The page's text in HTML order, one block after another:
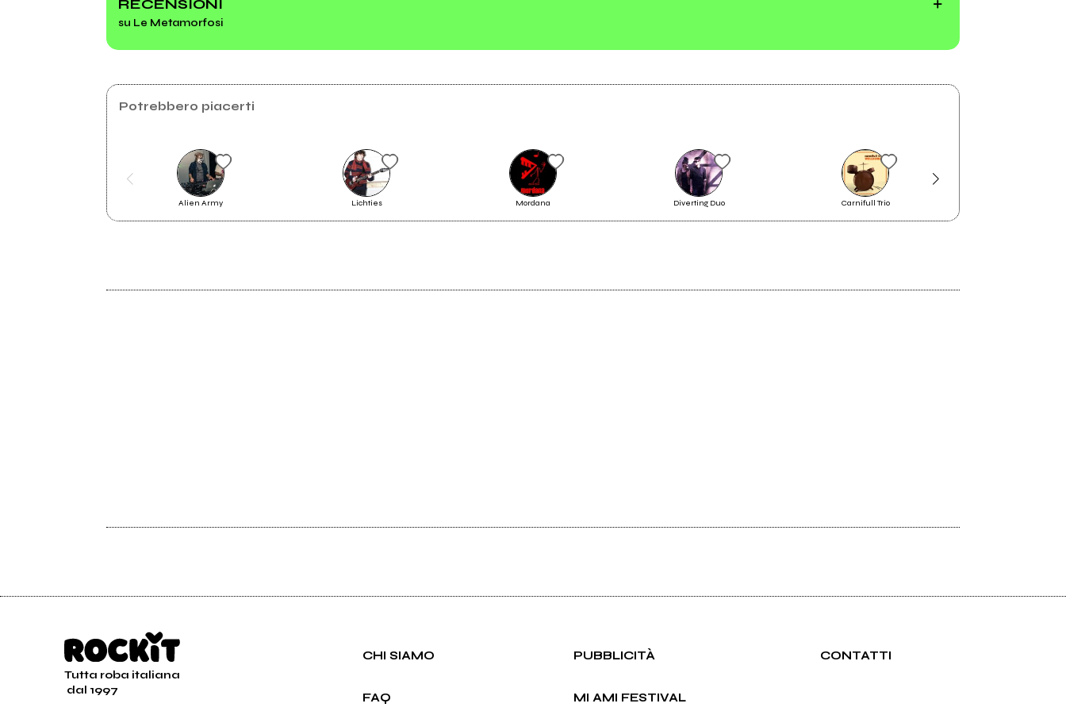
Sanremo Giovani: i nomi dei 60
artisti ammessi alle audizioni
RECENSIONI
su Le Metamorfosi
Potrebbero piacerti
Alien Army Lichties Mordana Diverting Duo Carnifull Trio
Tutta roba italiana
dal 1997
CHI SIAMO PUBBLICITÀ CONTATTI
FAQ MI AMI FESTIVAL